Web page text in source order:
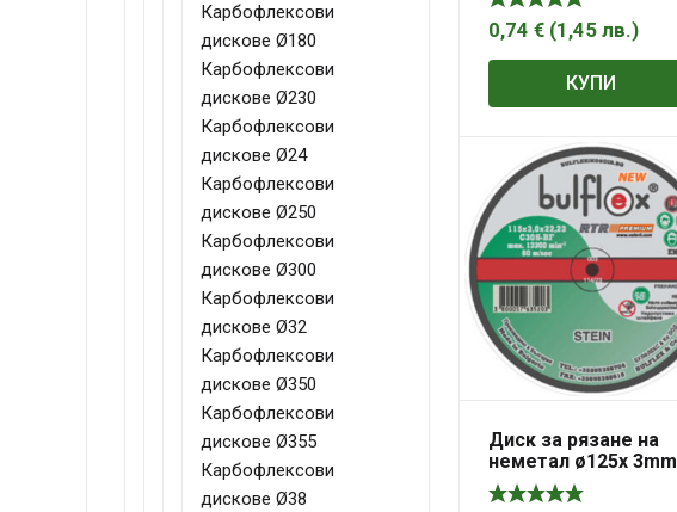
Карбофлексови
дискове Ø180
Карбофлексови
дискове Ø230
Карбофлексови
дискове Ø24
Карбофлексови
дискове Ø250
Карбофлексови
дискове Ø300
Карбофлексови
дискове Ø32
Карбофлексови
дискове Ø350
Карбофлексови
дискове Ø355
Карбофлексови
дискове Ø38
0,74 € (1,45 лв.)
КУПИ
Диск за рязане на
неметал ø125x 3mm
Bulfex